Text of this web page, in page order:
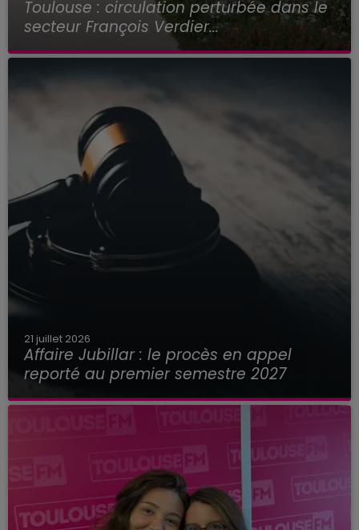
Toulouse : circulation perturbée dans le
secteur François Verdier...
21 juillet 2026
Affaire Jubillar : le procès en appel
reporté au premier semestre 2027